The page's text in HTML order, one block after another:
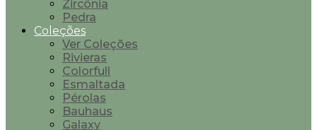
Zircônia
Pedra
Coleções
Ver Coleções
Rivieras
Colorfull
Esmaltada
Pérolas
Bauhaus
Galaxy